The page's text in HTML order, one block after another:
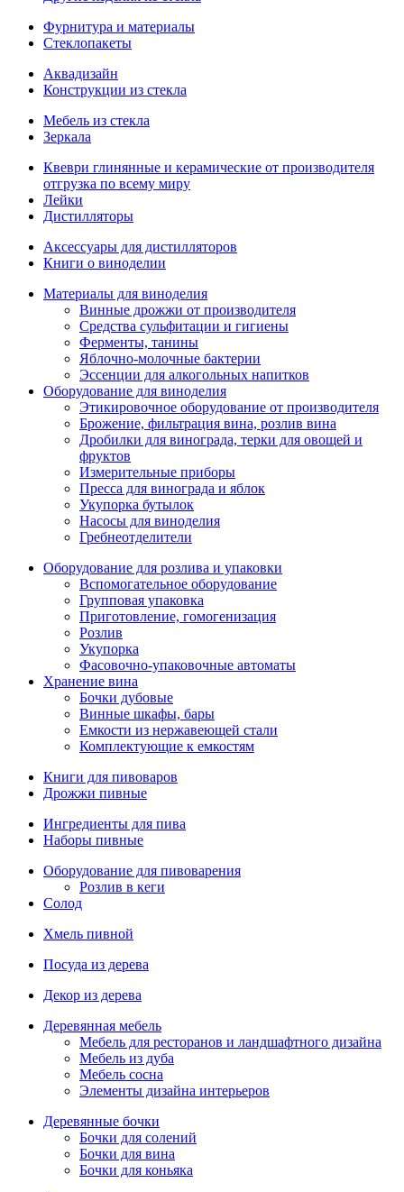
Фурнитура и материалы
Стеклопакеты
Аквадизайн
Конструкции из стекла
Мебель из стекла
Зеркала
Квеври глинянные и керамические от производителя
отгрузка по всему миру
Лейки
Дистилляторы
Аксессуары для дистилляторов
Книги о виноделии
Материалы для виноделия
Винные дрожжи от производителя
Средства сульфитации и гигиены
Ферменты, танины
Яблочно-молочные бактерии
Эссенции для алкогольных напитков
Оборудование для виноделия
Этикировочное оборудование от производителя
Брожение, фильтрация вина, розлив вина
Дробилки для винограда, терки для овощей и
фруктов
Измерительные приборы
Пресса для винограда и яблок
Укупорка бутылок
Насосы для виноделия
Гребнеотделители
Оборудование для розлива и упаковки
Вспомогательное оборудование
Групповая упаковка
Приготовление, гомогенизация
Розлив
Укупорка
Фасовочно-упаковочные автоматы
Хранение вина
Бочки дубовые
Винные шкафы, бары
Емкости из нержавеющей стали
Комплектующие к емкостям
Книги для пивоваров
Дрожжи пивные
Ингредиенты для пива
Наборы пивные
Оборудование для пивоварения
Розлив в кеги
Солод
Хмель пивной
Посуда из дерева
Декор из дерева
Деревянная мебель
Мебель для ресторанов и ландшафтного дизайна
Мебель из дуба
Мебель сосна
Элементы дизайна интерьеров
Деревянные бочки
Бочки для солений
Бочки для вина
Бочки для коньяка